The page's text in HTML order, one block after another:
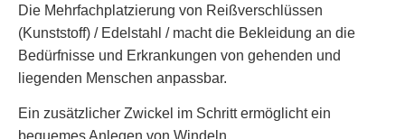
Die Mehrfachplatzierung von Reißverschlüssen
(Kunststoff) / Edelstahl / macht die Bekleidung an die
Bedürfnisse und Erkrankungen von gehenden und
liegenden Menschen anpassbar.
Ein zusätzlicher Zwickel im Schritt ermöglicht ein